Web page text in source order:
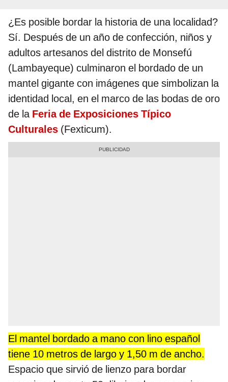
¿Es posible bordar la historia de una localidad?
Sí. Después de un año de confección, niños y
adultos artesanos del distrito de Monsefú
(Lambayeque) culminaron el bordado de un
mantel gigante con imágenes que simbolizan la
identidad local, en el marco de las bodas de oro
de la Feria de Exposiciones Típico
Culturales (Fexticum).
El mantel bordado a mano con lino español
tiene 10 metros de largo y 1,50 m de ancho.
Espacio que sirvió de lienzo para bordar